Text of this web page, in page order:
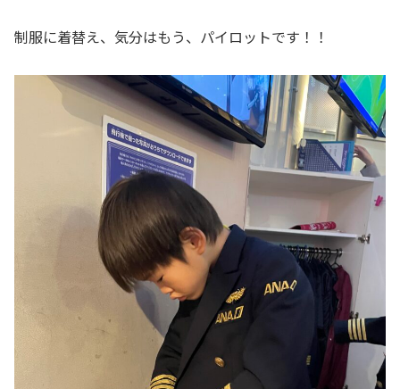
制服に着替え、気分はもう、パイロットです！！